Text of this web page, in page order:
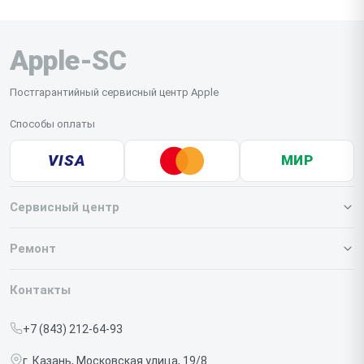
Apple-SC
Постгарантийный сервисный центр Apple
Способы оплаты
VISA МИР
Сервисный центр
О нашем сервисе
Срочный ремонт
Ремонт
Iphone
Контакты
+7 (843) 212-64-93
г. Казань, Московская улица, 19/8